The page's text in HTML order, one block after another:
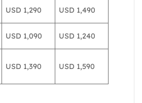
USD 1,290 USD 1,490
USD 1,090 USD 1,240
USD 1,390 USD 1,590